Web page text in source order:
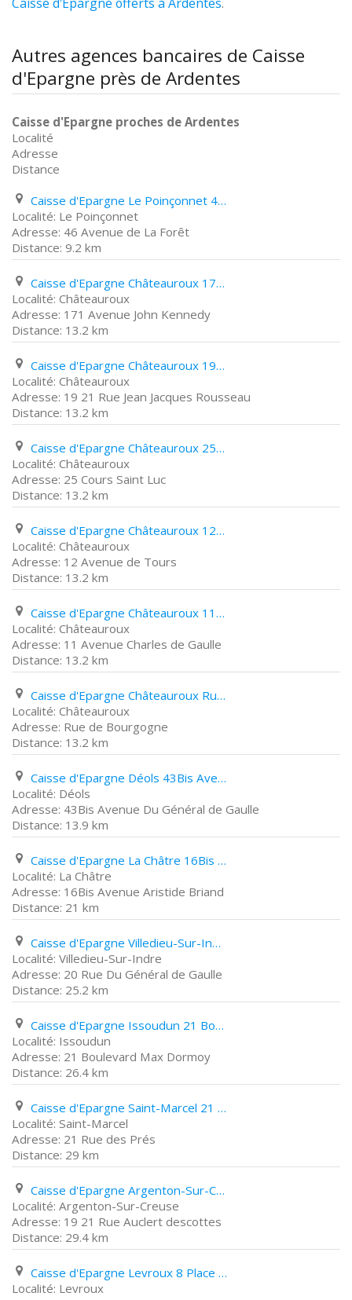
Autres agences bancaires de Caisse
d'Epargne près de Ardentes
Caisse d'Epargne proches de Ardentes
Localité
Adresse
Distance
Caisse d'Epargne Le Poinçonnet 46 Avenue de La Forêt
Le Poinçonnet
46 Avenue de La Forêt
9.2 km
Caisse d'Epargne Châteauroux 171 Avenue John Kennedy
Châteauroux
171 Avenue John Kennedy
13.2 km
Caisse d'Epargne Châteauroux 19 21 Rue Jean Jacques Rousseau
Châteauroux
19 21 Rue Jean Jacques Rousseau
13.2 km
Caisse d'Epargne Châteauroux 25 Cours Saint Luc
Châteauroux
25 Cours Saint Luc
13.2 km
Caisse d'Epargne Châteauroux 12 Avenue de Tours
Châteauroux
12 Avenue de Tours
13.2 km
Caisse d'Epargne Châteauroux 11 Avenue Charles de Gaulle
Châteauroux
11 Avenue Charles de Gaulle
13.2 km
Caisse d'Epargne Châteauroux Rue de Bourgogne
Châteauroux
Rue de Bourgogne
13.2 km
Caisse d'Epargne Déols 43Bis Avenue Du Général de Gaulle
Déols
43Bis Avenue Du Général de Gaulle
13.9 km
Caisse d'Epargne La Châtre 16Bis Avenue Aristide Briand
La Châtre
16Bis Avenue Aristide Briand
21 km
Caisse d'Epargne Villedieu-Sur-Indre 20 Rue Du Général de Gaulle
Villedieu-Sur-Indre
20 Rue Du Général de Gaulle
25.2 km
Caisse d'Epargne Issoudun 21 Boulevard Max Dormoy
Issoudun
21 Boulevard Max Dormoy
26.4 km
Caisse d'Epargne Saint-Marcel 21 Rue des Prés
Saint-Marcel
21 Rue des Prés
29 km
Caisse d'Epargne Argenton-Sur-Creuse 19 21 Rue Auclert descottes
Argenton-Sur-Creuse
19 21 Rue Auclert descottes
29.4 km
Caisse d'Epargne Levroux 8 Place de La République
Levroux